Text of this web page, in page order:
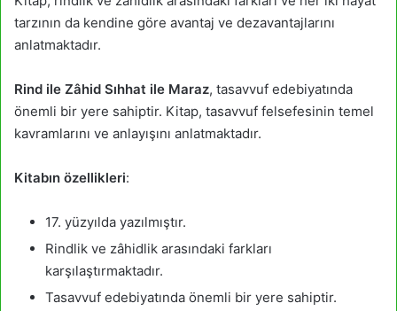
tarzının da kendine göre avantaj ve dezavantajlarını
anlatmaktadır.
Rind ile Zâhid Sıhhat ile Maraz, tasavvuf edebiyatında
önemli bir yere sahiptir. Kitap, tasavvuf felsefesinin temel
kavramlarını ve anlayışını anlatmaktadır.
Kitabın özellikleri:
17. yüzyılda yazılmıştır.
Rindlik ve zâhidlik arasındaki farkları
karşılaştırmaktadır.
Tasavvuf edebiyatında önemli bir yere sahiptir.